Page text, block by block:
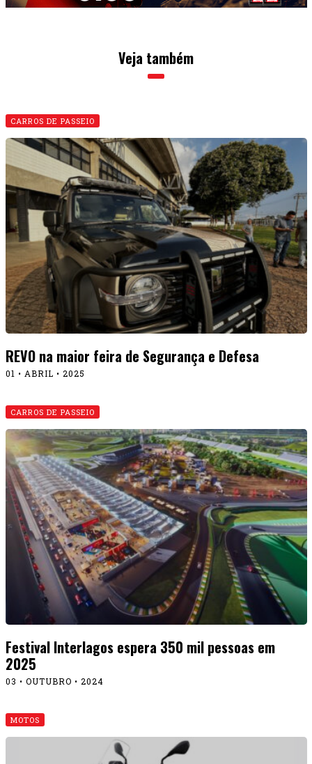
Veja também
CARROS DE PASSEIO
REVO na maior feira de Segurança e Defesa
01 • ABRIL • 2025
CARROS DE PASSEIO
Festival Interlagos espera 350 mil pessoas em
2025
03 • OUTUBRO • 2024
MOTOS